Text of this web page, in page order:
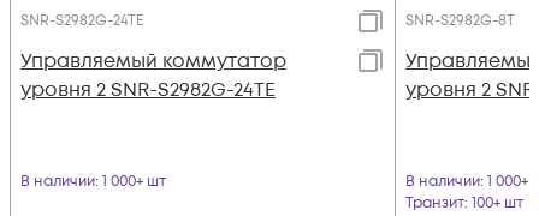
SNR-S2982G-24TE
Управляемый коммутатор
уровня 2 SNR-S2982G-24TE
В наличии: 1 000+ шт
SNR-S2982G-8T
уровня 2
В наличии: 1 000+
Транзит: 100+ шт